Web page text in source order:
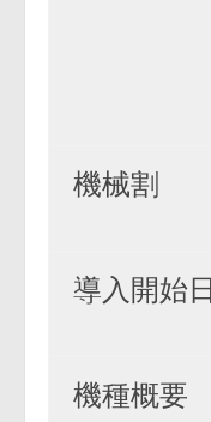
機械割
導入開始日
機種概要